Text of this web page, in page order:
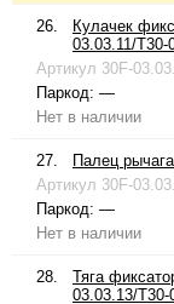
26.
Кулачек
03.03.11/T30-
Артикул 30F-
Паркод: —
Нет в наличии
27.
Палец
Артикул 30F-
Паркод: —
Нет в наличии
28.
Тяга
03.03.13/T30-